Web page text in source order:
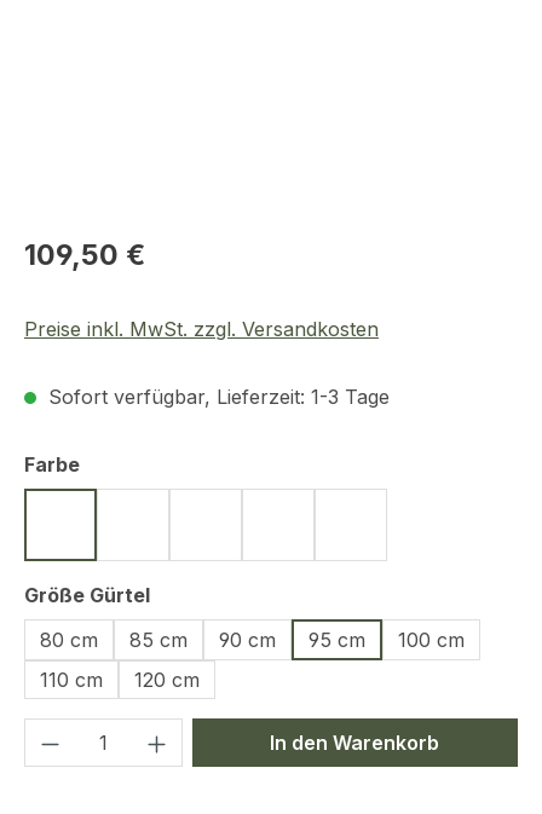
Regulärer Preis:
109,50 €
Preise inkl. MwSt. zzgl. Versandkosten
Sofort verfügbar, Lieferzeit: 1-3 Tage
Farbeauswählen
Größe Gürtelauswählen
80 cm
85 cm 90 cm 95 cm
100 cm
110 cm
120 cm
Produkt Anzahl: Gib denIn den Warenkorb